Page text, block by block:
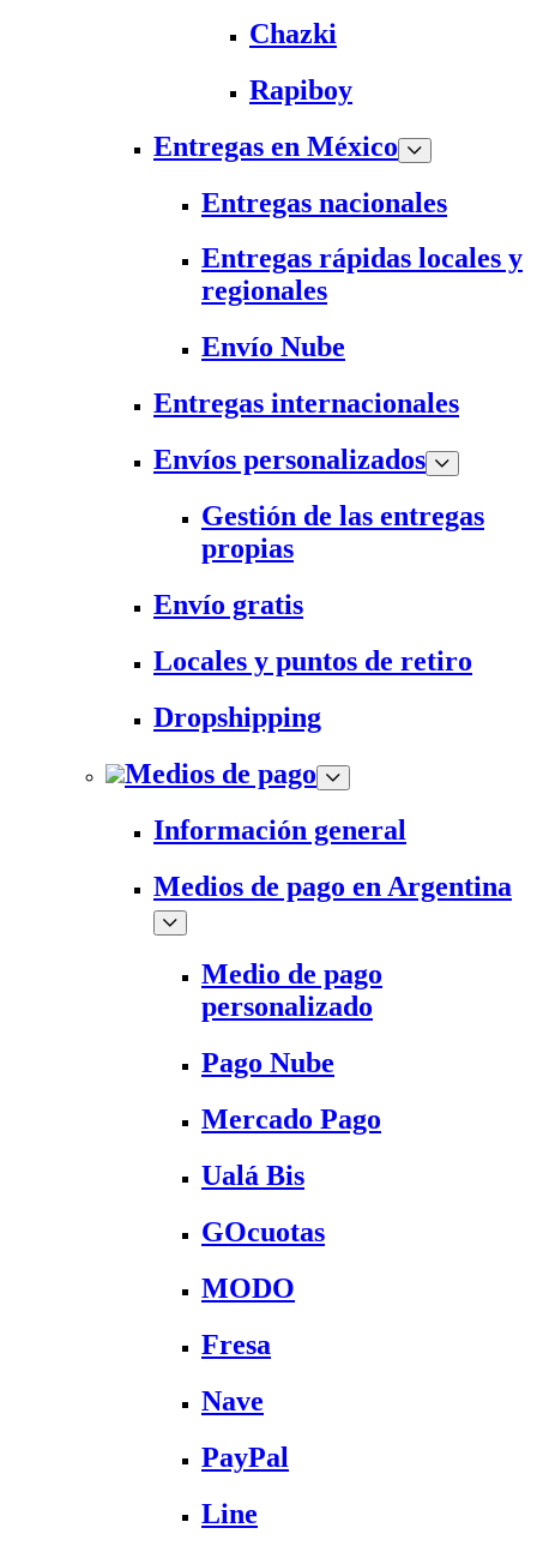
Chazki
Rapiboy
Entregas en México
Entregas nacionales
Entregas rápidas locales y
regionales
Envío Nube
Entregas internacionales
Envíos personalizados
Gestión de las entregas
propias
Envío gratis
Locales y puntos de retiro
Dropshipping
Medios de pago
Información general
Medios de pago en Argentina
Medio de pago
personalizado
Pago Nube
Mercado Pago
Ualá Bis
GOcuotas
MODO
Fresa
Nave
PayPal
Line